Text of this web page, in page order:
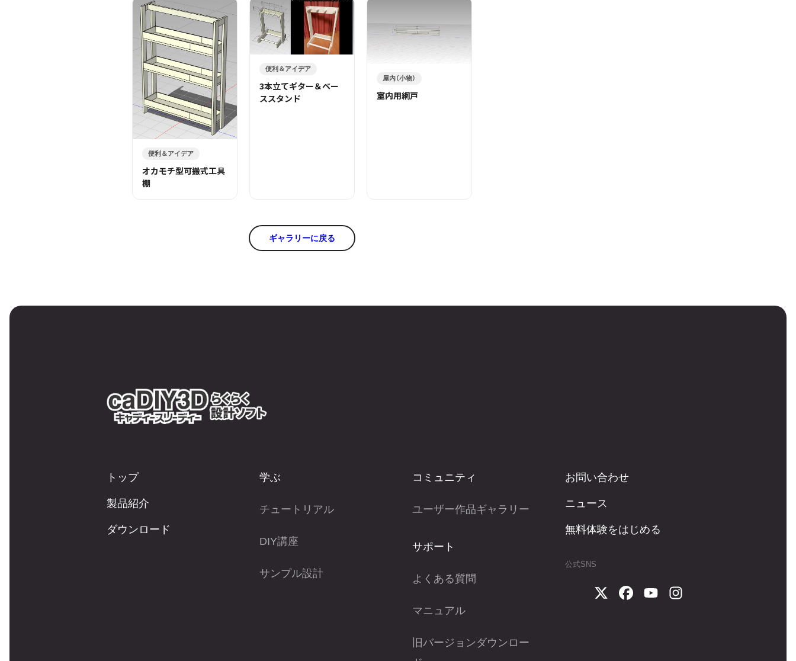
便利＆アイデア
オカモチ型可搬式工具
棚
便利＆アイデア
3本立てギター＆ベー
ススタンド
屋内（小物）
室内用網戸
ギャラリーに戻る
トップ
製品紹介
ダウンロード
学ぶ
チュートリアル
DIY講座
サンプル設計
コミュニティ
ユーザー作品ギャラリー
サポート
よくある質問
マニュアル
旧バージョンダウンロー
お問い合わせ
ニュース
無料体験をはじめる
公式SNS